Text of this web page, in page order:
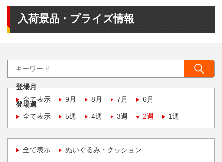
入荷景品・プライズ情報
登場月
全て表示
9月 8月 7月 6月
登場週
全て表示
5週 4週 3週 2週 1週
全て表示 ぬいぐるみ・クッション